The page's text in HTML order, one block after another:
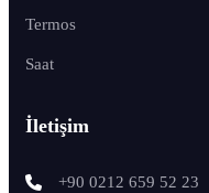
Termos
Saat
İletişim
+90 0212 659 52 23